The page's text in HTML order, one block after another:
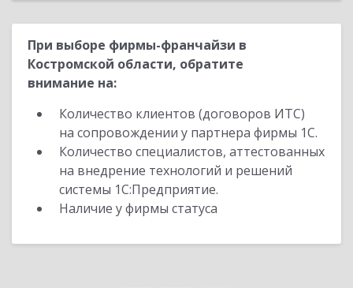
При выборе фирмы-франчайзи в
Костромской области, обратите
внимание на:
Количество клиентов (договоров ИТС)
на сопровождении у партнера фирмы 1С.
Количество специалистов, аттестованных
на внедрение технологий и решений
системы 1С:Предприятие.
Наличие у фирмы статуса